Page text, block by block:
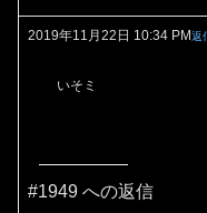
2019年11月22日 10:34 PM返
いそミ
#1949 への返信